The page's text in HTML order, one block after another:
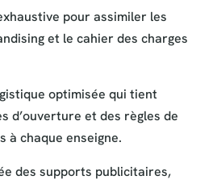
pour assimiler les
et le cahier des charges
optimisée qui tient
d’ouverture et des règles de
à chaque enseigne.
des supports publicitaires,